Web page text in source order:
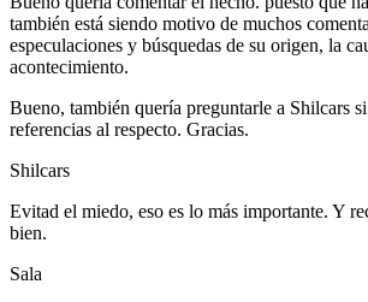
también está siendo motivo de muchos
especulaciones y búsquedas de su origen, la
acontecimiento.
Bueno, también quería preguntarle a Shilcars
referencias al respecto. Gracias.
Shilcars
Evitad el miedo, eso es lo más importante. Y
bien.
Sala